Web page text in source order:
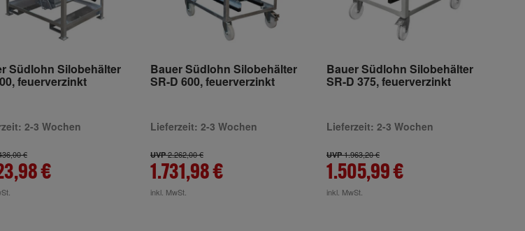
Südlohn Silobehälter
feuerverzinkt
2-3 Wochen
€
€
Bauer Südlohn Silobehälter
SR-D 600, feuerverzinkt
Lieferzeit: 2-3 Wochen
UVP2.262,00 €
1.731,98 €
inkl. MwSt.
Bauer Südlohn Silobehälter
SR-D 375, feuerverzinkt
Lieferzeit: 2-3 Wochen
UVP1.963,20 €
1.505,99 €
inkl. MwSt.